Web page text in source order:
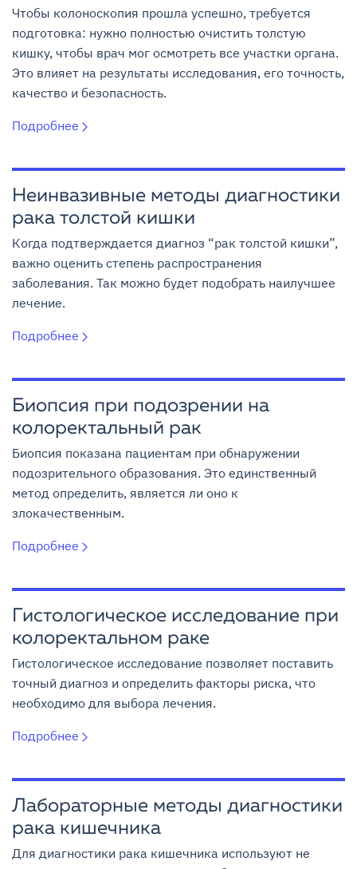
Чтобы колоноскопия прошла успешно, требуется
подготовка: нужно полностью очистить толстую
кишку, чтобы врач мог осмотреть все участки органа.
Это влияет на результаты исследования, его точность,
качество и безопасность.
Подробнее
Неинвазивные методы диагностики
рака толстой кишки
Когда подтверждается диагноз “рак толстой кишки”,
важно оценить степень распространения
заболевания. Так можно будет подобрать наилучшее
лечение.
Подробнее
Биопсия при подозрении на
колоректальный рак
Биопсия показана пациентам при обнаружении
подозрительного образования. Это единственный
метод определить, является ли оно к
злокачественным.
Подробнее
Гистологическое исследование при
колоректальном раке
Гистологическое исследование позволяет поставить
точный диагноз и определить факторы риска, что
необходимо для выбора лечения.
Подробнее
Лабораторные методы диагностики
рака кишечника
Для диагностики рака кишечника используют не